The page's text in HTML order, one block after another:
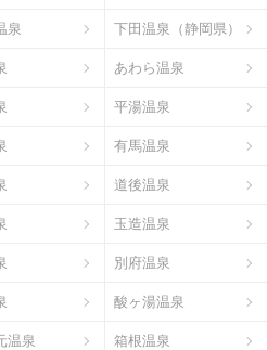
泉 下田温泉（静岡県）
あわら温泉
平湯温泉
有馬温泉
道後温泉
玉造温泉
別府温泉
酸ヶ湯温泉
温泉 箱根温泉